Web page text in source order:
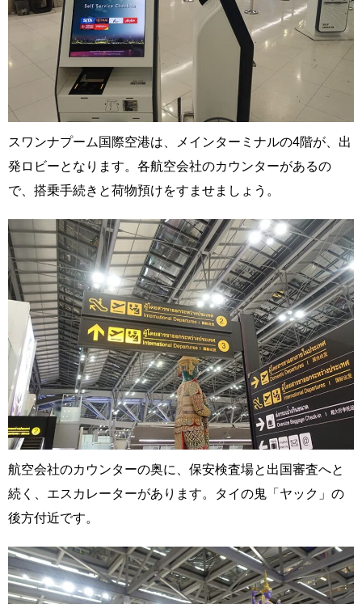
スワンナプーム国際空港は、メインターミナルの4階が、出
発ロビーとなります。各航空会社のカウンターがあるの
で、搭乗手続きと荷物預けをすませましょう。
航空会社のカウンターの奥に、保安検査場と出国審査へと
続く、エスカレーターがあります。タイの鬼「ヤック」の
後方付近です。